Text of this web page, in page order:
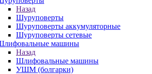
Назад
Шуруповерты
Шуруповерты аккумуляторные
Шуруповерты сетевые
машины
Назад
Шлифовальные машины
УШМ (болгарки)